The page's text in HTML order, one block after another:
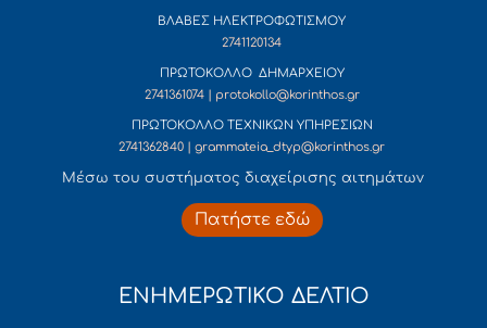
ΒΛΑΒΕΣ ΗΛΕΚΤΡΟΦΩΤΙΣΜΟΥ
2741120134
ΠΡΩΤΟΚΟΛΛΟ ΔΗΜΑΡΧΕΙΟΥ
2741361074 | protokollo@korinthos.gr
ΠΡΩΤΟΚΟΛΛΟ ΤΕΧΝΙΚΩΝ ΥΠΗΡΕΣΙΩΝ
2741362840 | grammateia_dtyp@korinthos.gr
Mέσω του συστήματος διαχείρισης αιτημάτων
Πατήστε εδώ
ΕΝΗΜΕΡΩΤΙΚΟ ΔΕΛΤΙΟ